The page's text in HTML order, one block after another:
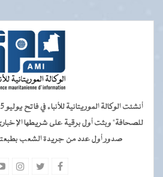
للصحافة" وبثت أول برقية على شريطها
صدور أول عدد من جريدة الشعب